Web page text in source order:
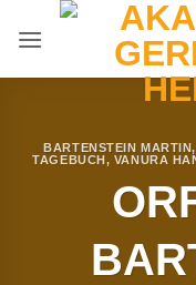
Inhalt
BARTENSTEIN MARTIN,
TAGEBUCH , VANURA